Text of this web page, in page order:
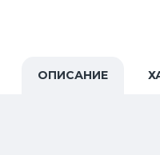
ОПИСАНИЕ